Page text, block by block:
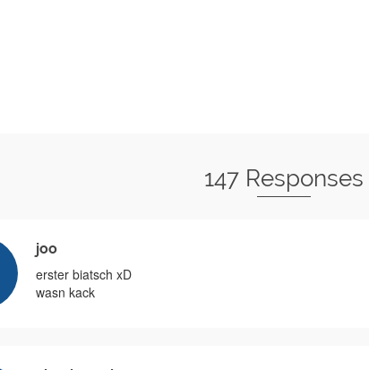
147 Responses
joo
erster biatsch xD
wasn kack